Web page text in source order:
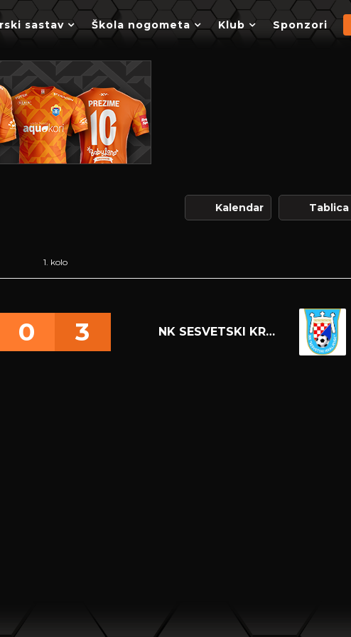
sastav Škola nogometa Klub Sponzori
Kalendar Tablica
1. kolo
NK SESVETSKI KRALJEVEC
0 3